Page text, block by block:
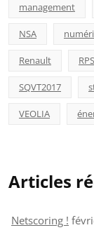
management
NSA
Renault RPS
SQVT2017
VEOLIA
Articles
Netscoring !